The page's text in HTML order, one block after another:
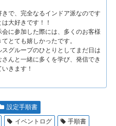
で、完全なるインドア派なのです
大好きです！！
会に参加した際には、多くのお客様
とても嬉しかったです。
スグループのひとりとしてまだ日は
んと一緒に多くを学び、発信でき
きます！
設定手順書
イベントログ
手順書